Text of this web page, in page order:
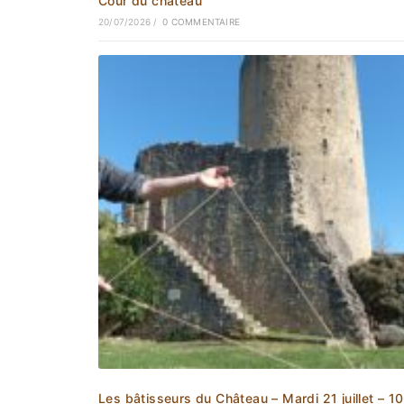
20/07/2026 / 0 COMMENTAIRE
Les bâtisseurs du Château – Mardi 21 juillet –